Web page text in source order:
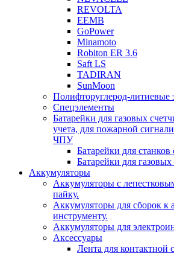
REVOLTA
EEMB
GoPower
Minamoto
Robiton ER 3.6
Saft LS
TADIRAN
SunMoon
Полифторуглерод-литиевые
Спецэлементы
Батарейки для газовых
учета, для пожарной
ЧПУ
Батарейки для
Батарейки для газовых
Аккумуляторы
Аккумуляторы с
пайку.
Аккумуляторы для сборок к
инструменту.
Аккумуляторы для
Аксессуары
Лента для контактной